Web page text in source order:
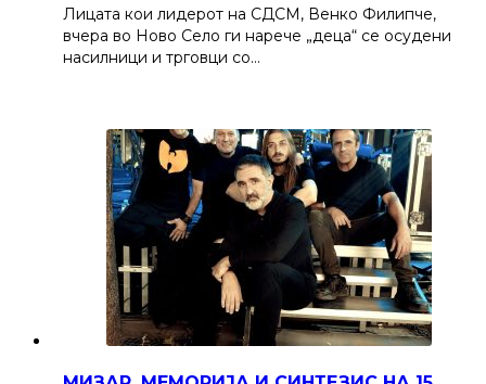
Лицата кои лидерот на СДСМ, Венко Филипче,
вчера во Ново Село ги нарече „деца“ се осудени
насилници и трговци со…